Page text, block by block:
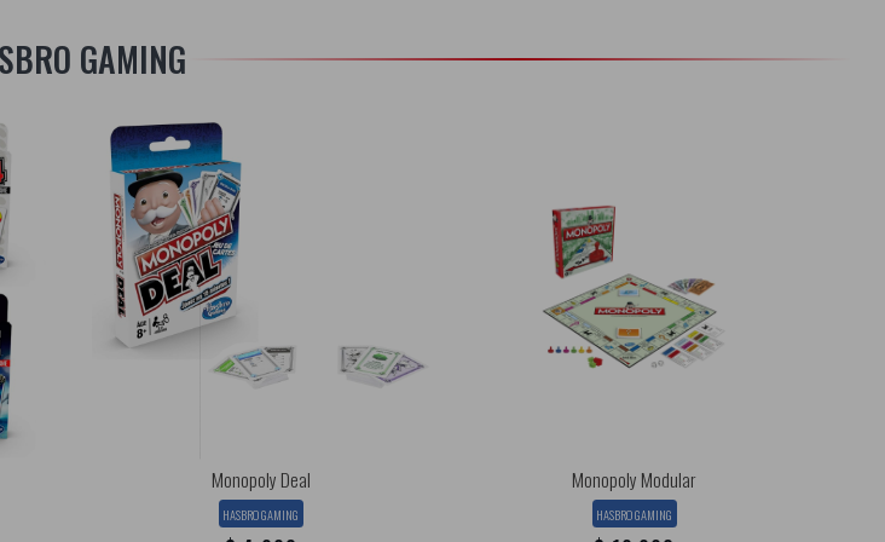
GAMING
Monopoly Deal
HASBRO GAMING
Monopoly Modular
HASBRO GAMING